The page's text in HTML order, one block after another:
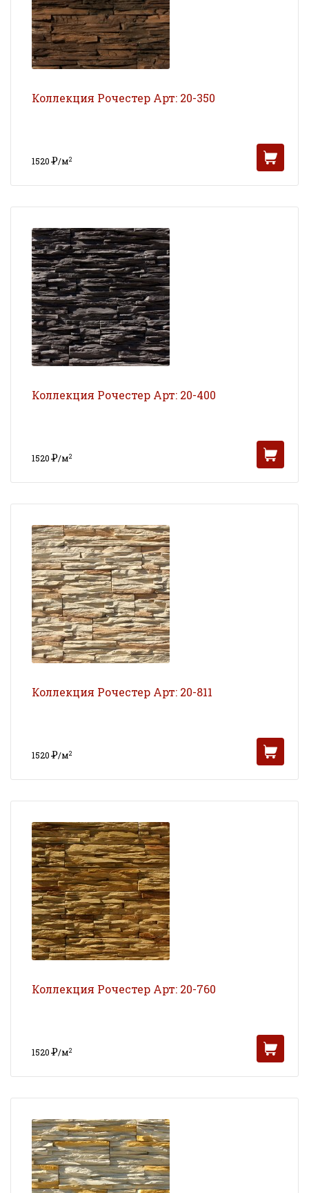
Коллекция Рочестер Арт: 20-350
1520Р/м2
Коллекция Рочестер Арт: 20-400
1520Р/м2
Коллекция Рочестер Арт: 20-811
1520Р/м2
Коллекция Рочестер Арт: 20-760
1520Р/м2